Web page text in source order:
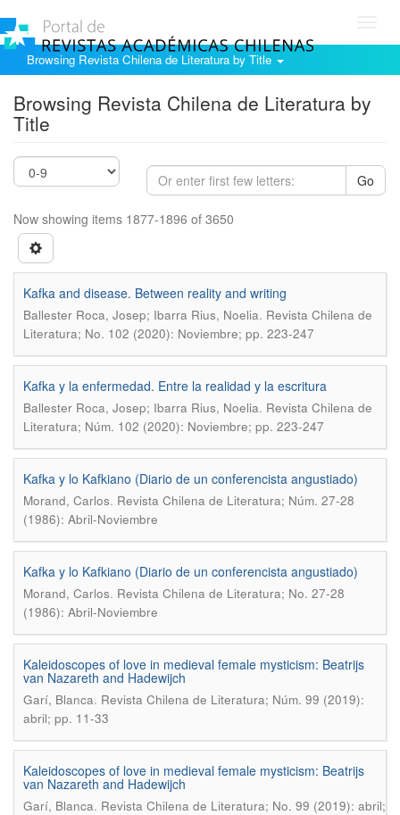
Browsing Revista Chilena de Literatura by Title
Browsing Revista Chilena de Literatura by
Title
Go
Now showing items 1877-1896 of 3650
Kafka and disease. Between reality and writing
Ballester Roca, Josep; Ibarra Rius, Noelia. Revista Chilena de
Literatura; No. 102 (2020): Noviembre; pp. 223-247
Kafka y la enfermedad. Entre la realidad y la escritura
Ballester Roca, Josep; Ibarra Rius, Noelia. Revista Chilena de
Literatura; Núm. 102 (2020): Noviembre; pp. 223-247
Kafka y lo Kafkiano (Diario de un conferencista angustiado)
Morand, Carlos. Revista Chilena de Literatura; Núm. 27-28
(1986): Abril-Noviembre
Kafka y lo Kafkiano (Diario de un conferencista angustiado)
Morand, Carlos. Revista Chilena de Literatura; No. 27-28
(1986): Abril-Noviembre
Kaleidoscopes of love in medieval female mysticism: Beatrijs
van Nazareth and Hadewijch
Garí, Blanca. Revista Chilena de Literatura; Núm. 99 (2019):
abril; pp. 11-33
Kaleidoscopes of love in medieval female mysticism: Beatrijs
van Nazareth and Hadewijch
Garí, Blanca. Revista Chilena de Literatura; No. 99 (2019): abril;